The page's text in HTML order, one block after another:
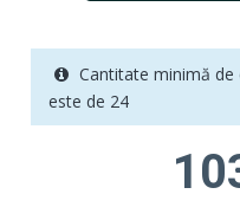
Cantitate minimă
este de 24